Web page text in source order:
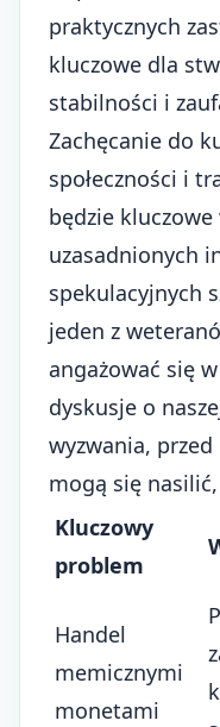
praktycznych
kluczowe dla
stabilności i
Zachęcanie do
społeczności i
będzie
uzasadnionych
spekulacyjnych
jeden z
angażować się
dyskusje o
wyzwania,
mogą się
Kluczowy
problem
Handel
memicznymi
monetami